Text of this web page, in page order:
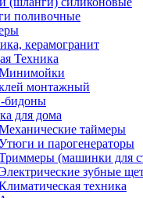
поливочные
керамогранит
Техника
монтажный
бидоны
для дома
таймеры
и парогенераторы
(машинки для
зубные
техника